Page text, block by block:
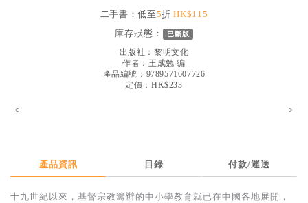
見證／傳記
得獎作品推介
二手書：低至5折HK$115
庫存狀態：
已斷版
出版社： 黎明文化
作者： 王成勉 編
產品編號：9789571607726
定價：HK$233
< >
產品資訊 目錄 付款/運送
十九世紀以來，基督宗教籌辦的中小學教育就已在中國各地展開，